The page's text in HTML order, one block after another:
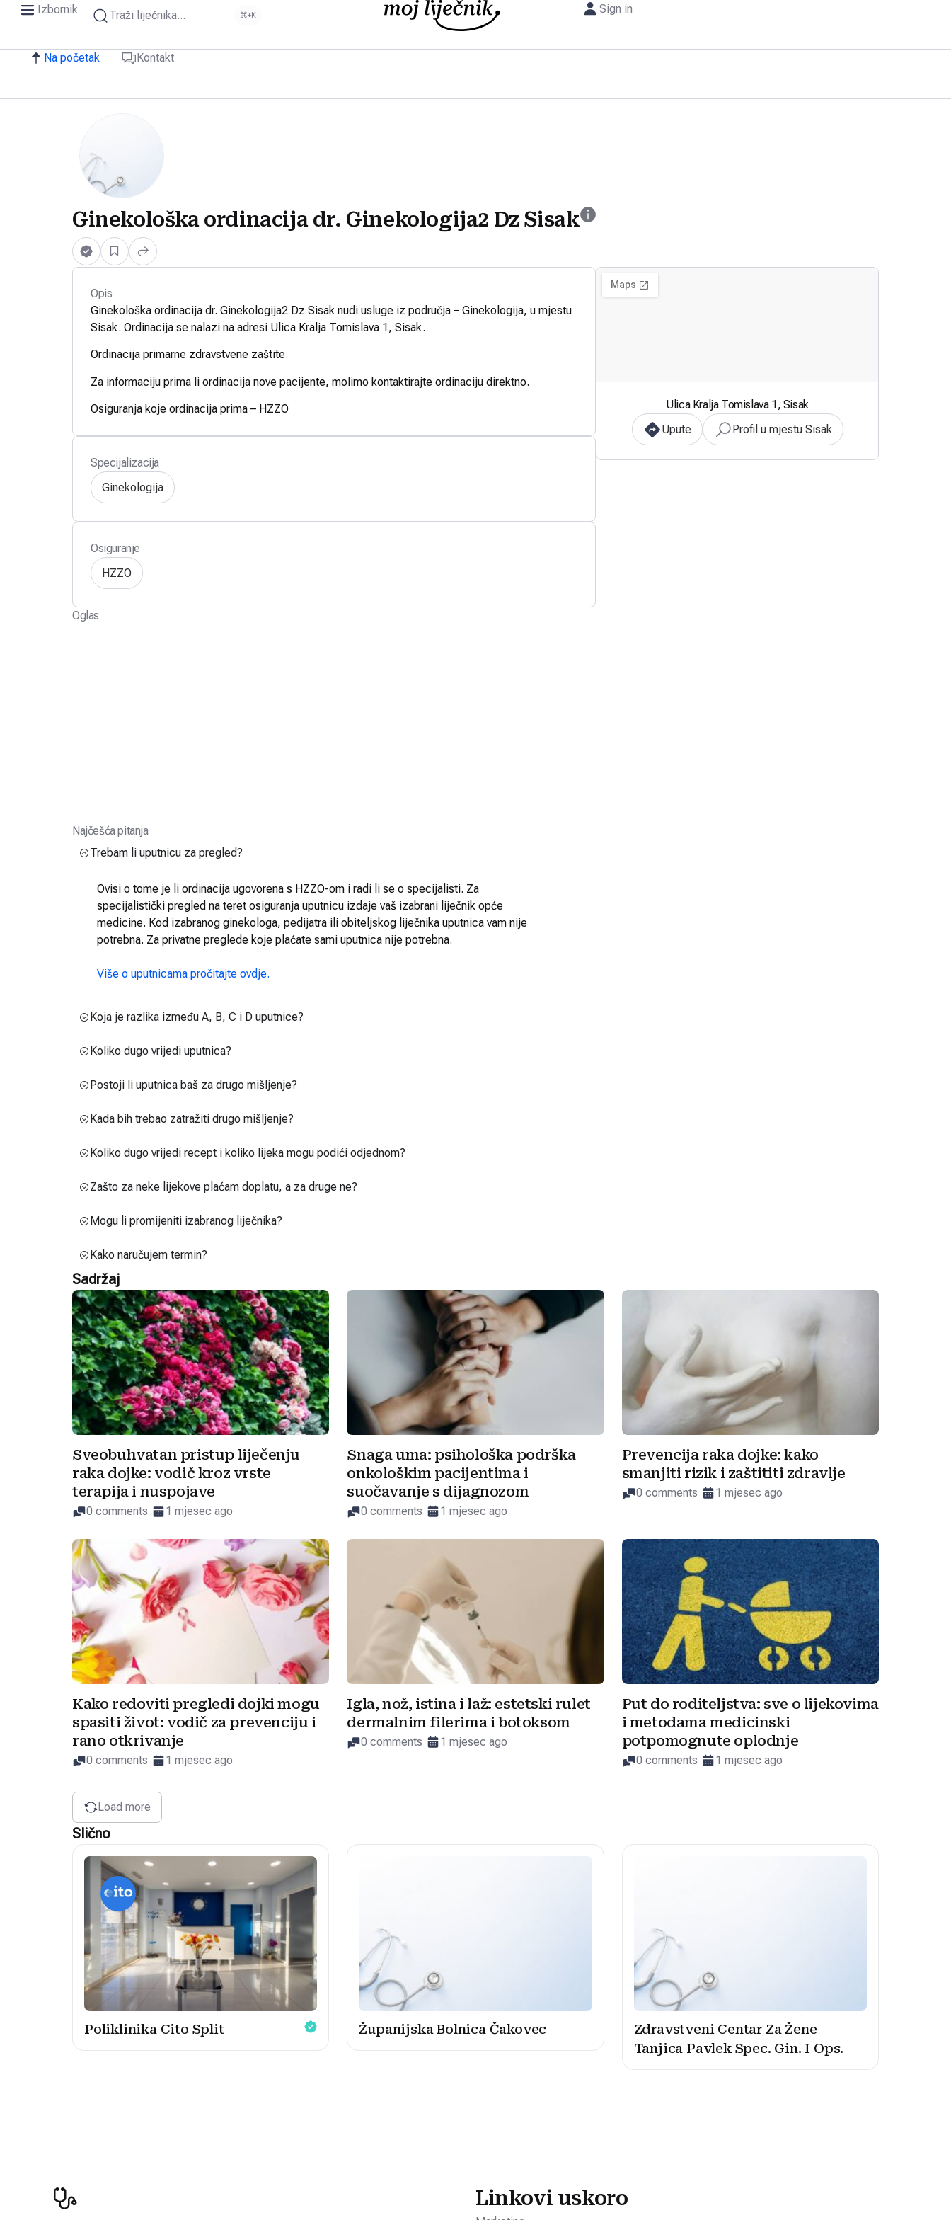
Izbornik Traži liječnika... ⌘+K Sign in
Na početak Kontakt
Ginekološka ordinacija dr. Ginekologija2 Dz Sisak
Opis
Ginekološka ordinacija dr. Ginekologija2 Dz Sisak nudi usluge iz područja – Ginekologija, u mjestu
Sisak. Ordinacija se nalazi na adresi Ulica Kralja Tomislava 1, Sisak.
Ordinacija primarne zdravstvene zaštite.
Za informaciju prima li ordinacija nove pacijente, molimo kontaktirajte ordinaciju direktno.
Osiguranja koje ordinacija prima – HZZO
Specijalizacija
Ginekologija
Osiguranje
HZZO
Oglas
Ulica Kralja Tomislava 1, Sisak
Upute
Profil u mjestu Sisak
Najčešća pitanja
Trebam li uputnicu za pregled?
Ovisi o tome je li ordinacija ugovorena s HZZO-om i radi li se o specijalisti. Za
specijalistički pregled na teret osiguranja uputnicu izdaje vaš izabrani liječnik opće
medicine. Kod izabranog ginekologa, pedijatra ili obiteljskog liječnika uputnica vam nije
potrebna. Za privatne preglede koje plaćate sami uputnica nije potrebna.
Više o uputnicama pročitajte ovdje.
Koja je razlika između A, B, C i D uputnice?
Koliko dugo vrijedi uputnica?
Postoji li uputnica baš za drugo mišljenje?
Kada bih trebao zatražiti drugo mišljenje?
Koliko dugo vrijedi recept i koliko lijeka mogu podići odjednom?
Zašto za neke lijekove plaćam doplatu, a za druge ne?
Mogu li promijeniti izabranog liječnika?
Kako naručujem termin?
Sadržaj
Sveobuhvatan pristup liječenju
raka dojke: vodič kroz vrste
terapija i nuspojave
0 comments 1 mjesec ago
Snaga uma: psihološka podrška
onkološkim pacijentima i
suočavanje s dijagnozom
0 comments 1 mjesec ago
Prevencija raka dojke: kako
smanjiti rizik i zaštititi zdravlje
0 comments 1 mjesec ago
Kako redoviti pregledi dojki mogu
spasiti život: vodič za prevenciju i
rano otkrivanje
0 comments 1 mjesec ago
Igla, nož, istina i laž: estetski rulet
dermalnim filerima i botoksom
0 comments 1 mjesec ago
Put do roditeljstva: sve o lijekovima
i metodama medicinski
potpomognute oplodnje
0 comments 1 mjesec ago
Load more
Slično
Poliklinika Cito Split Županijska Bolnica Čakovec
Zdravstveni Centar Za Žene
Tanjica Pavlek Spec. Gin. I Ops.
Linkovi uskoro